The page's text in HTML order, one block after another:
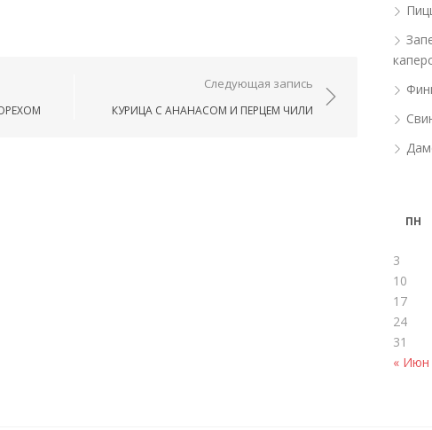
Следующая запись
КУРИЦА С АНАНАСОМ И ПЕРЦЕМ ЧИЛИ
ПН
« Июн
3
10
17
24
31